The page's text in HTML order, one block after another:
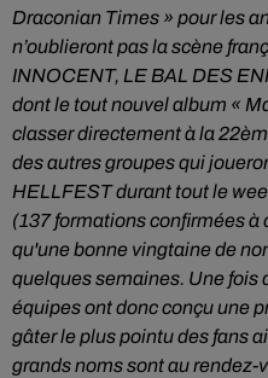
Draconian Times » pour les
n’oublieront pas la scène
INNOCENT, LE BAL DES
dont le tout nouvel album «
classer directement à la
des autres groupes qui
HELLFEST durant tout le
(137 formations confirmées à
qu'une bonne vingtaine de
quelques semaines. Une fois
équipes ont donc conçu une
gâter le plus pointu des fans
grands noms sont au rendez-